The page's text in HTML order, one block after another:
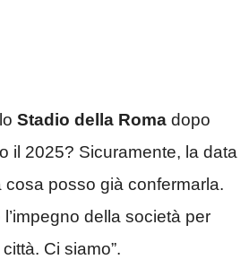
Stadio della Roma dopo
il 2025? Sicuramente, la data
posso già confermarla.
della società per
Ci siamo”.